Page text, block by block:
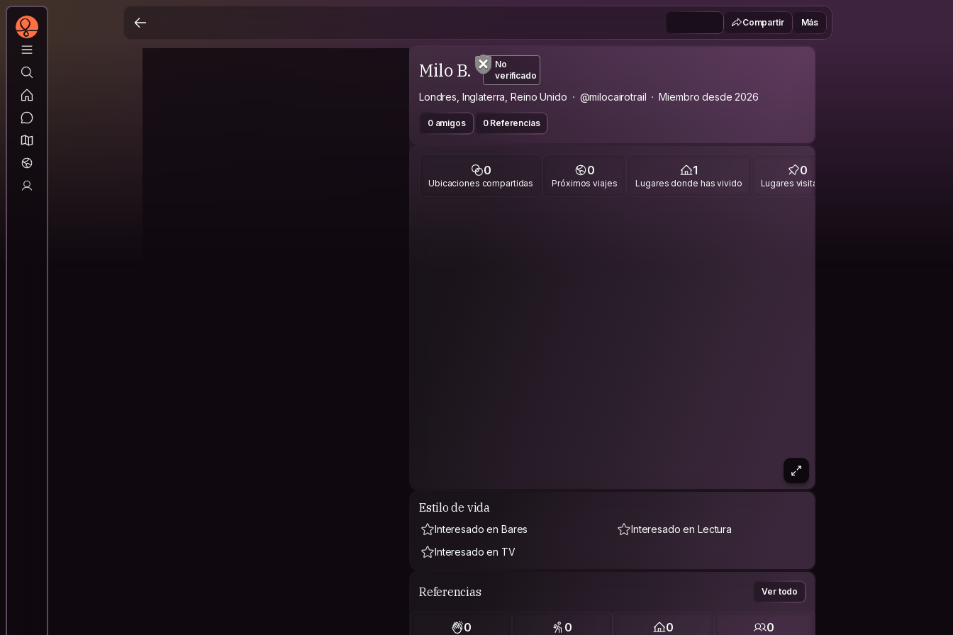
Compartir Más
Milo B.
No
verificado
Londres, Inglaterra, Reino Unido @milocairotrail Miembro desde 2026
0 amigos 0 Referencias
0
Ubicaciones compartidas
0
Próximos viajes
1
Lugares donde has vivido
0
Lugares visitados
Estilo de vida
Interesado en Bares
Interesado en Lectura
Interesado en TV
Referencias Ver todo
0 0 0 0